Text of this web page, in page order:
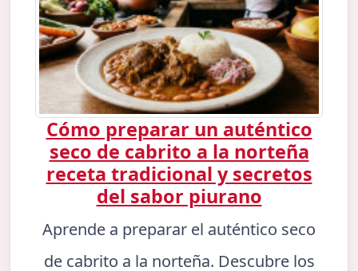
Cómo preparar un auténtico
seco de cabrito a la norteña
receta tradicional y secretos
del sabor piurano
Aprende a preparar el auténtico seco
de cabrito a la norteña. Descubre los